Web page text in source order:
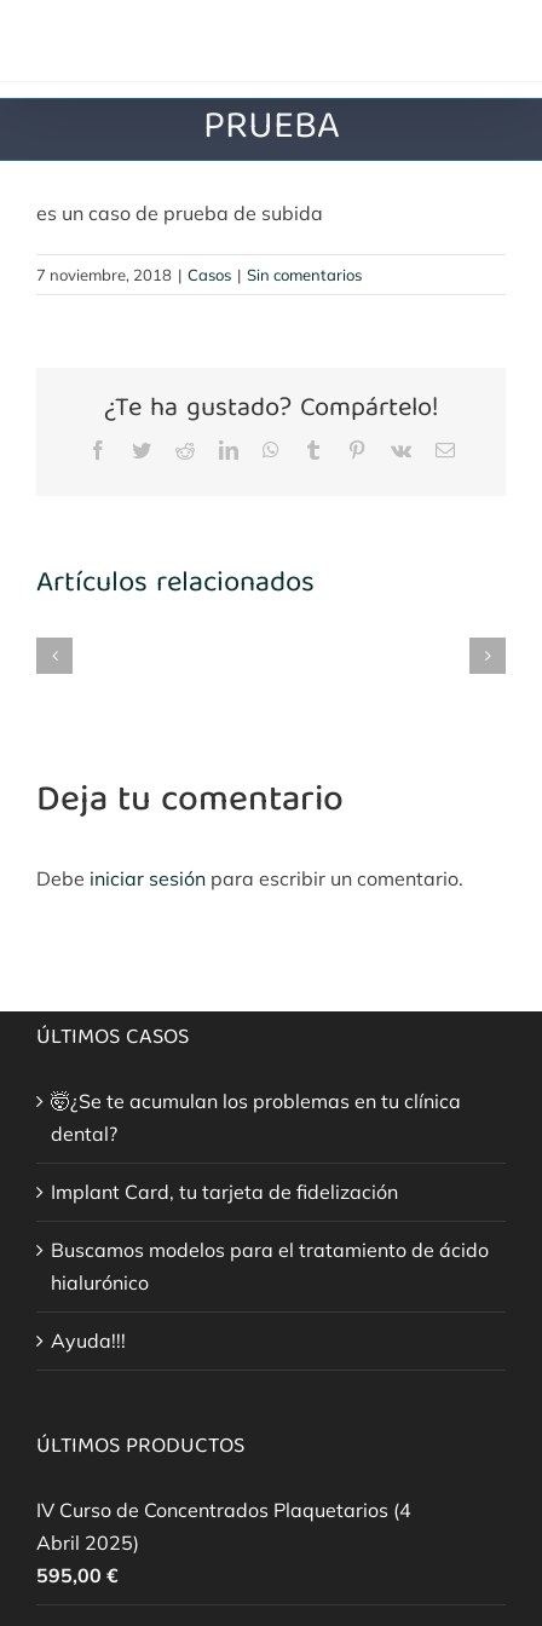
PRUEBA
es un caso de prueba de subida
7 noviembre, 2018 | Casos | Sin comentarios
¿Te ha gustado? Compártelo!
Facebook
TwitterRedditLinkedInWhatsApp
Tumblr Pinterest
Vk
Correo
Artículos relacionados
Implantes
Deja tu comentario
Debe iniciar sesión para escribir un comentario.
ÚLTIMOS CASOS
🤯¿Se te acumulan los problemas en tu clínica
dental?
Implant Card, tu tarjeta de fidelización
Buscamos modelos para el tratamiento de ácido
hialurónico
Ayuda!!!
ÚLTIMOS PRODUCTOS
IV Curso de Concentrados Plaquetarios (4
Abril 2025)
595,00 €